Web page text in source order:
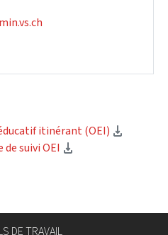
itinérant (OEI)
suivi OEI
DE TRAVAIL